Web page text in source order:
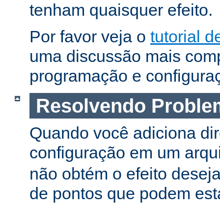
tenham quaisquer efeito.
Por favor veja o tutorial
uma discussão mais
programação e
Resolvendo
Quando você adiciona
configuração em um
não obtém o efeito
de pontos que podem